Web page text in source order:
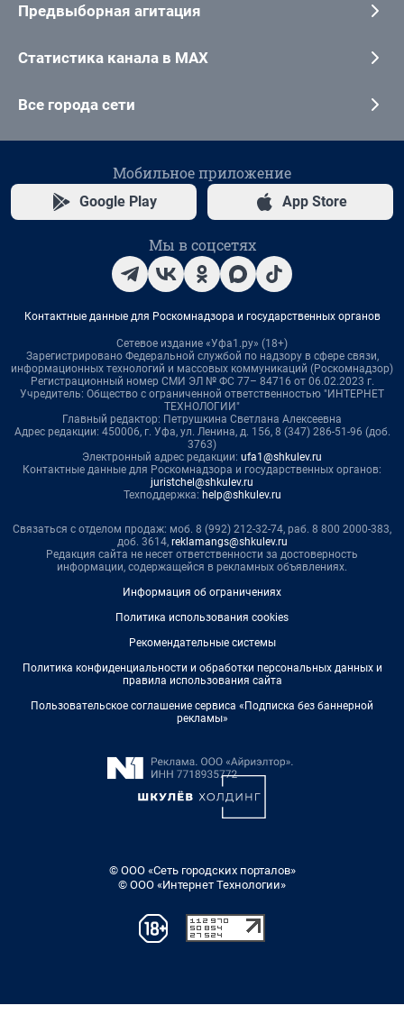
Предвыборная агитация
Статистика канала в MAX
Все города сети
Мобильное приложение
Google Play App Store
Мы в соцсетях
Контактные данные для Роскомнадзора и государственных органов
Сетевое издание «Уфа1.ру» (18+)
Зарегистрировано Федеральной службой по надзору в сфере связи,
информационных технологий и массовых коммуникаций (Роскомнадзор)
Регистрационный номер СМИ ЭЛ № ФС 77– 84716 от 06.02.2023 г.
Учредитель: Общество с ограниченной ответственностью "ИНТЕРНЕТ
ТЕХНОЛОГИИ"
Главный редактор: Петрушкина Светлана Алексеевна
Адрес редакции: 450006, г. Уфа, ул. Ленина, д. 156, 8 (347) 286-51-96 (доб.
3763)
Электронный адрес редакции: ufa1@shkulev.ru
Контактные данные для Роскомнадзора и государственных органов:
juristchel@shkulev.ru
Техподдержка: help@shkulev.ru
Связаться с отделом продаж: моб. 8 (992) 212-32-74, раб. 8 800 2000-383,
доб. 3614, reklamangs@shkulev.ru
Редакция сайта не несет ответственности за достоверность
информации, содержащейся в рекламных объявлениях.
Информация об ограничениях
Политика использования cookies
Рекомендательные системы
Политика конфиденциальности и обработки персональных данных и
правила использования сайта
Пользовательское соглашение сервиса «Подписка без баннерной
рекламы»
© ООО «Сеть городских порталов»
© ООО «Интернет Технологии»